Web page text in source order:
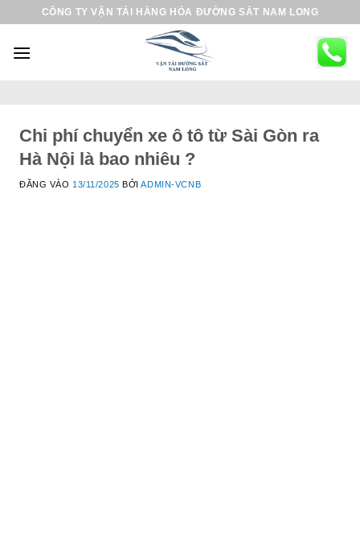
CÔNG TY VẬN TẢI HÀNG HÓA ĐƯỜNG SẮT NAM LONG
Chi phí chuyển xe ô tô từ Sài Gòn ra
Hà Nội là bao nhiêu ?
ĐĂNG VÀO 13/11/2025 BỞIADMIN-VCNB